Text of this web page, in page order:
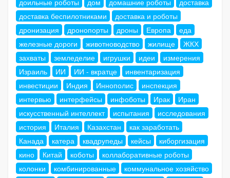
доильные роботы
дом домашние роботы
доставка
доставка беспилотниками
доставка и роботы
дронизация
дронопорты дроны Европа
еда
железные дороги
животноводство жилище
ЖКХ
захваты
земледелие игрушки идеи
измерения
Израиль
ИИ ИИ - вкратце
инвентаризация
инвестиции
Индия Иннополис
инспекция
интервью
интерфейсы инфоботы Ирак
Иран
искусственный интеллект
испытания
исследования
история
Италия Казахстан
как заработать
Канада
катера квадрупеды кейсы
киборгизация
кино
Китай коботы
коллаборативные роботы
колонки
комбинированные
коммунальное хозяйство